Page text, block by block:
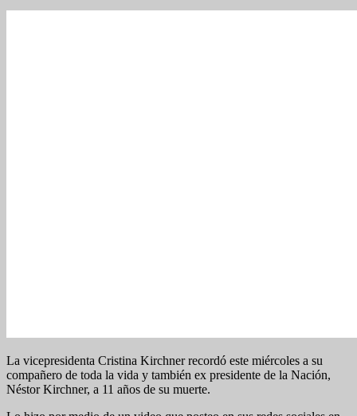
La vicepresidenta Cristina Kirchner recordó este miércoles a su
compañero de toda la vida y también ex presidente de la Nación,
Néstor Kirchner, a 11 años de su muerte.